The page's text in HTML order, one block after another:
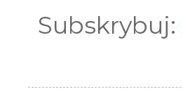
Subskrybuj: